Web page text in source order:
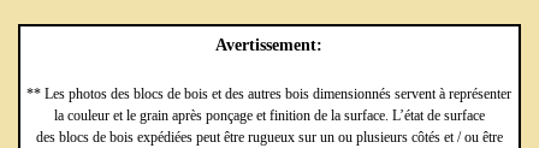
Avertissement:
** Les photos des blocs de bois et des autres bois dimensionnés servent à représenter
la couleur et le grain après ponçage et finition de la surface. L’état de surface
des blocs de bois expédiées peut être rugueux sur un ou plusieurs côtés et / ou être